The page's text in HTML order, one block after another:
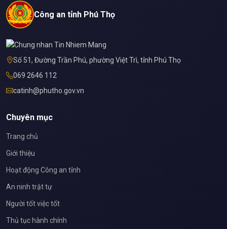
Công an tỉnh Phú Thọ
Số 51, Đường Trần Phú, phường Việt Trì, tỉnh Phú Thọ
069 2646 112
catinh@phutho.gov.vn
Chuyên mục
Trang chủ
Giới thiệu
Hoạt động Công an tỉnh
An ninh trật tự
Người tốt việc tốt
Thủ tục hành chính